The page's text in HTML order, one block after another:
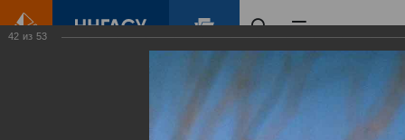
Зеленый Город
42 из 53